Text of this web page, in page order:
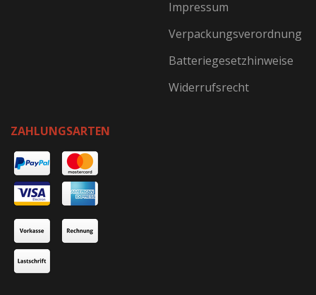
Impressum
Verpackungsverordnung
Batteriegesetzhinweise
Widerrufsrecht
ZAHLUNGSARTEN